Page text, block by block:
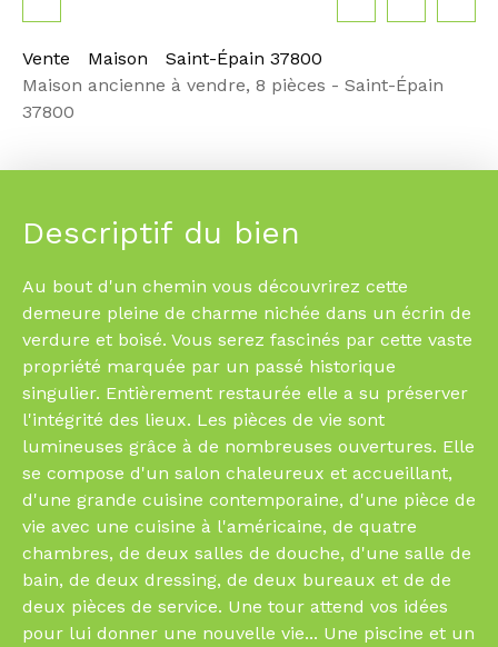
Vente Maison
Saint-Épain 37800
Maison ancienne à vendre, 8 pièces - Saint-Épain
37800
Descriptif du bien
Au bout d'un chemin vous découvrirez cette
demeure pleine de charme nichée dans un écrin de
verdure et boisé. Vous serez fascinés par cette vaste
propriété marquée par un passé historique
singulier. Entièrement restaurée elle a su préserver
l'intégrité des lieux. Les pièces de vie sont
lumineuses grâce à de nombreuses ouvertures. Elle
se compose d'un salon chaleureux et accueillant,
d'une grande cuisine contemporaine, d'une pièce de
vie avec une cuisine à l'américaine, de quatre
chambres, de deux salles de douche, d'une salle de
bain, de deux dressing, de deux bureaux et de de
deux pièces de service. Une tour attend vos idées
pour lui donner une nouvelle vie... Une piscine et un